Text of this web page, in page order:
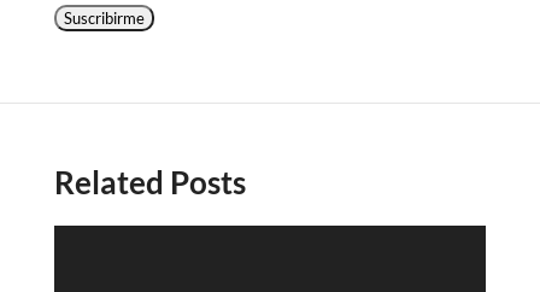
Suscribirme
Related Posts